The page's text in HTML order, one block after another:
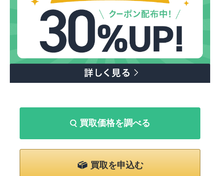
買取価格を調べる
買取を申込む